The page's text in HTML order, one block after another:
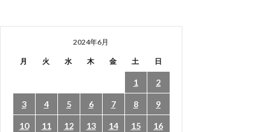
2024年6月
月 火 水 木 金 土 日
1 2
3 4 5 6 7 8 9
10 11 12 13 14 15 16